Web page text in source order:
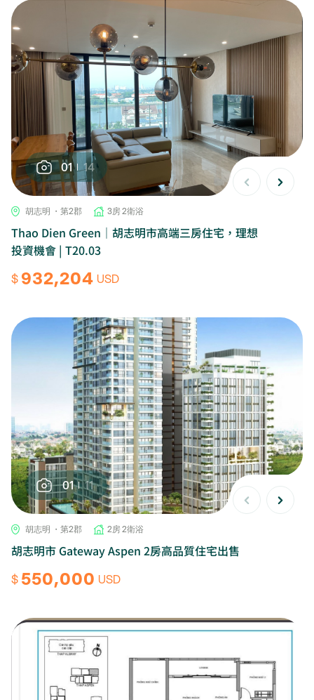
01 14
胡志明 ・第2郡 3房 2衛浴
Thao Dien Green｜胡志明市高端三房住宅，理想
投資機會 | T20.03
$ 932,204 USD
01 11
胡志明 ・第2郡 2房 2衛浴
胡志明市 Gateway Aspen 2房高品質住宅出售
$ 550,000 USD